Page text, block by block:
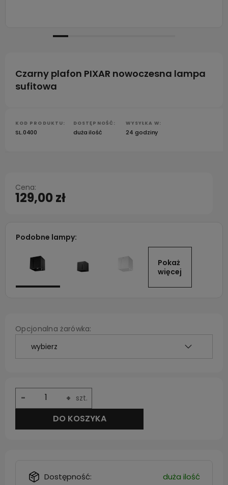
Czarny plafon PIXAR nowoczesna lampa
sufitowa
KOD PRODUKTU:
SL.0400
DOSTĘPNOŚĆ:
duża ilość
WYSYŁKA W:
24 godziny
Cena:
129,00 zł
Podobne lampy:
Pokaż
więcej
Opcjonalna żarówka:
+
- szt.
DO KOSZYKA
Dostępność: duża ilość